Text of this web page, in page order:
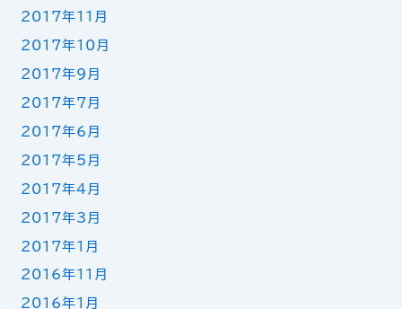
2017年11月
2017年10月
2017年9月
2017年7月
2017年6月
2017年5月
2017年4月
2017年3月
2017年1月
2016年11月
2016年1月